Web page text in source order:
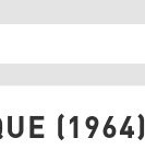
(1964)